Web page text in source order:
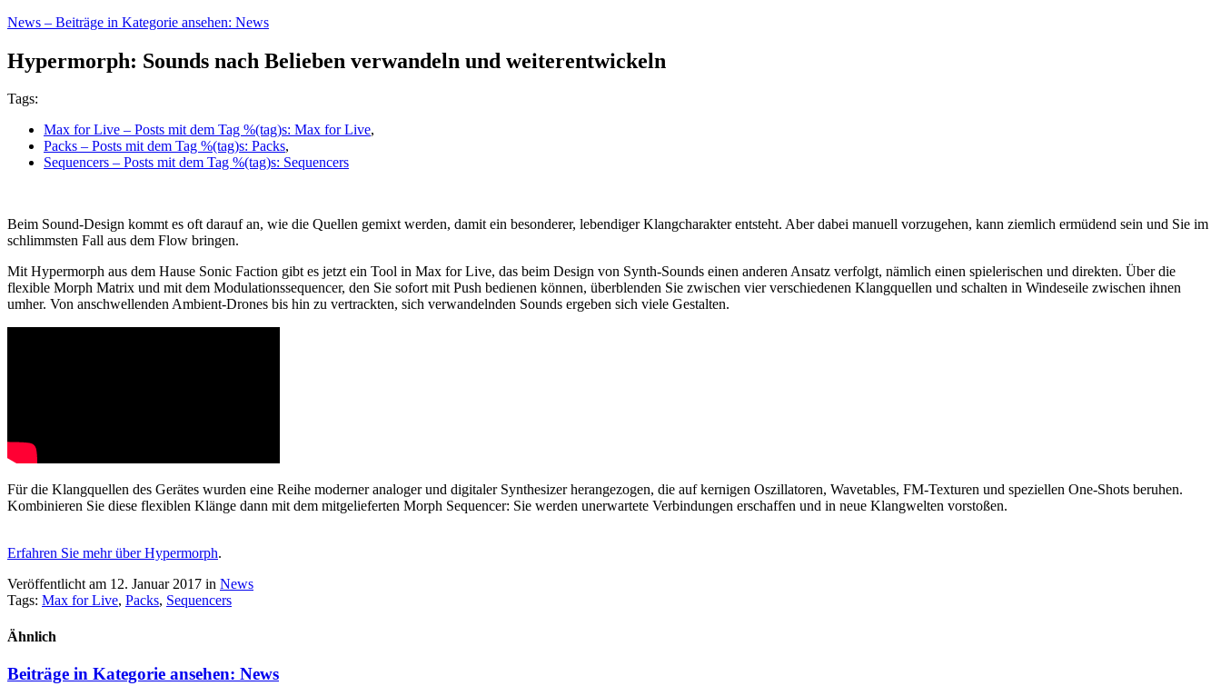
News – Beiträge in Kategorie ansehen: News
Hypermorph: Sounds nach Belieben verwandeln und weiterentwickeln
Tags:
Max for Live – Posts mit dem Tag %(tag)s: Max for Live,
Packs – Posts mit dem Tag %(tag)s: Packs,
Sequencers – Posts mit dem Tag %(tag)s: Sequencers
Beim Sound-Design kommt es oft darauf an, wie die Quellen gemixt werden, damit ein besonderer, lebendiger Klangcharakter entsteht. Aber dabei manuell vorzugehen, kann ziemlich ermüdend sein und Sie im
schlimmsten Fall aus dem Flow bringen.
Mit Hypermorph aus dem Hause Sonic Faction gibt es jetzt ein Tool in Max for Live, das beim Design von Synth-Sounds einen anderen Ansatz verfolgt, nämlich einen spielerischen und direkten. Über die
flexible Morph Matrix und mit dem Modulationssequencer, den Sie sofort mit Push bedienen können, überblenden Sie zwischen vier verschiedenen Klangquellen und schalten in Windeseile zwischen ihnen
umher. Von anschwellenden Ambient-Drones bis hin zu vertrackten, sich verwandelnden Sounds ergeben sich viele Gestalten.
Für die Klangquellen des Gerätes wurden eine Reihe moderner analoger und digitaler Synthesizer herangezogen, die auf kernigen Oszillatoren, Wavetables, FM-Texturen und speziellen One-Shots beruhen.
Kombinieren Sie diese flexiblen Klänge dann mit dem mitgelieferten Morph Sequencer: Sie werden unerwartete Verbindungen erschaffen und in neue Klangwelten vorstoßen.
Erfahren Sie mehr über Hypermorph.
Veröffentlicht am 12. Januar 2017 in News
Tags: Max for Live, Packs, Sequencers
Ähnlich
Beiträge in Kategorie ansehen: News